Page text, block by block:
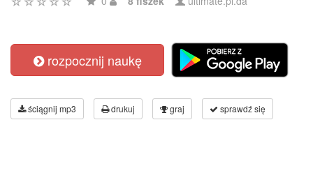
rozpocznij naukę
ściągnij mp3 drukuj graj sprawdź się